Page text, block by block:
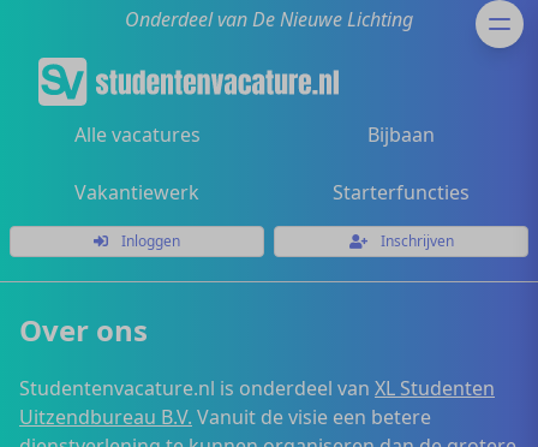
Onderdeel van De Nieuwe Lichting
Alle vacatures Bijbaan
Vakantiewerk Starterfuncties
Inloggen Inschrijven
Over ons
Studentenvacature.nl is onderdeel van XL Studenten
Uitzendbureau B.V. Vanuit de visie een betere